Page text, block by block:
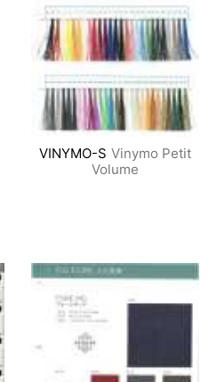
VINYMO-S Vinymo Petit
Volume